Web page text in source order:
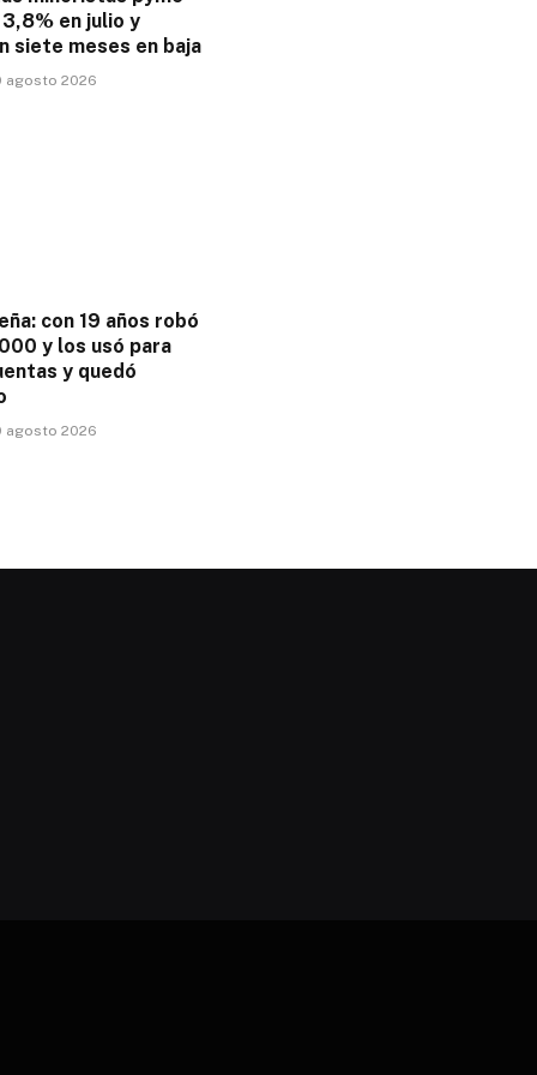
en julio y
siete meses en baja
agosto 2026
con 19 años robó
y los usó para
y quedó
agosto 2026